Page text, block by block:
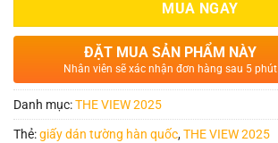
MUA NGAY
ĐẶT MUA SẢN PHẨM NÀY
Nhân viên sẽ xác nhận đơn hàng sau 5 phút
Danh mục:THE VIEW 2025
Thẻ:giấy dán tường hàn quốc,THE VIEW 2025